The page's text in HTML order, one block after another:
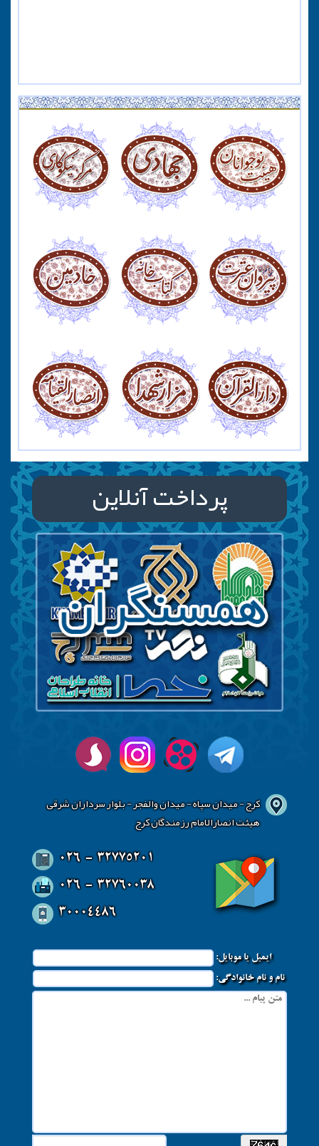
پرداخت آنلاین
کرج - میدان سپاه - میدان والفجر - بلوار سرداران شرقی
هیئت انصارالامام رزمندگان کرج
026 - 32775201
026 - 32760038
30004486
ایمیل یا موبایل:
نام و نام خانوادگی: